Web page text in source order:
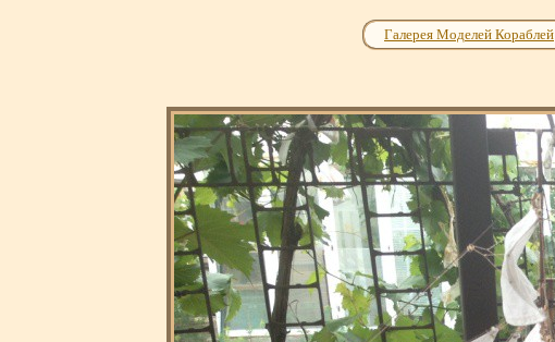
Галерея Моделей Кораблей